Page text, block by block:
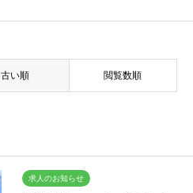
古い順 閲覧数順
求人のお知らせ